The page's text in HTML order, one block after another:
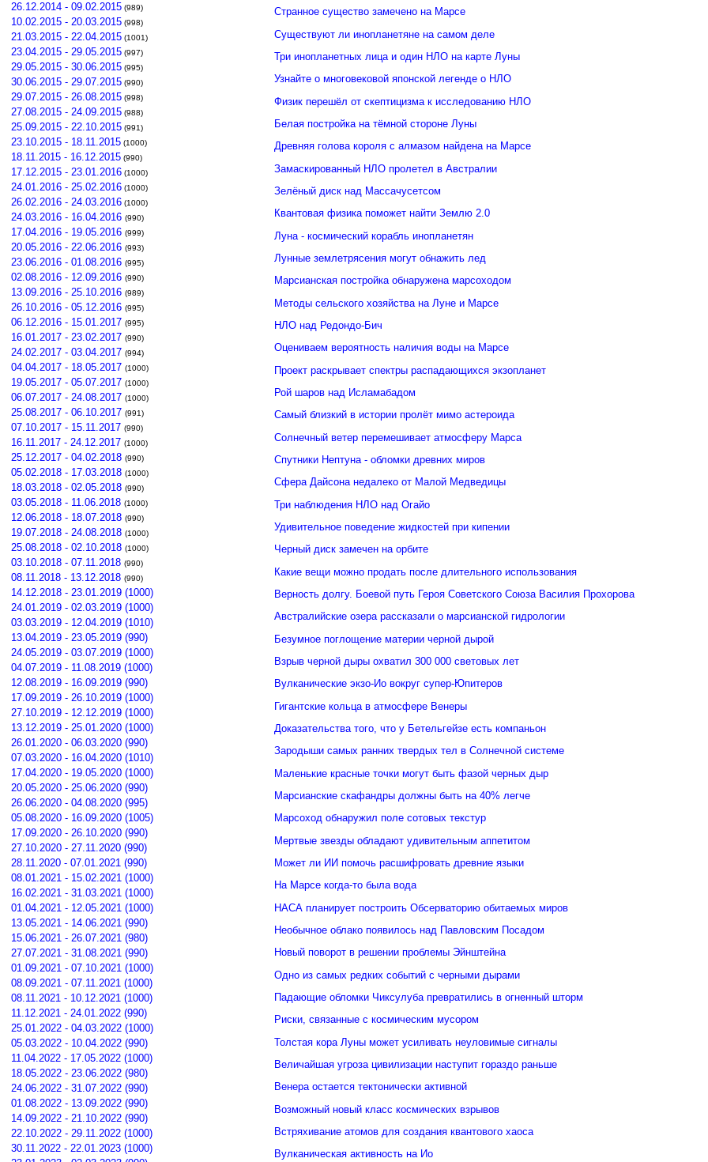
26.12.2014 - 09.02.2015 (989)
10.02.2015 - 20.03.2015 (998)
21.03.2015 - 22.04.2015 (1001)
23.04.2015 - 29.05.2015 (997)
29.05.2015 - 30.06.2015 (995)
30.06.2015 - 29.07.2015 (990)
29.07.2015 - 26.08.2015 (998)
27.08.2015 - 24.09.2015 (988)
25.09.2015 - 22.10.2015 (991)
23.10.2015 - 18.11.2015 (1000)
18.11.2015 - 16.12.2015 (990)
17.12.2015 - 23.01.2016 (1000)
24.01.2016 - 25.02.2016 (1000)
26.02.2016 - 24.03.2016 (1000)
24.03.2016 - 16.04.2016 (990)
17.04.2016 - 19.05.2016 (999)
20.05.2016 - 22.06.2016 (993)
23.06.2016 - 01.08.2016 (995)
02.08.2016 - 12.09.2016 (990)
13.09.2016 - 25.10.2016 (989)
26.10.2016 - 05.12.2016 (995)
06.12.2016 - 15.01.2017 (995)
16.01.2017 - 23.02.2017 (990)
24.02.2017 - 03.04.2017 (994)
04.04.2017 - 18.05.2017 (1000)
19.05.2017 - 05.07.2017 (1000)
06.07.2017 - 24.08.2017 (1000)
25.08.2017 - 06.10.2017 (991)
07.10.2017 - 15.11.2017 (990)
16.11.2017 - 24.12.2017 (1000)
25.12.2017 - 04.02.2018 (990)
05.02.2018 - 17.03.2018 (1000)
18.03.2018 - 02.05.2018 (990)
03.05.2018 - 11.06.2018 (1000)
12.06.2018 - 18.07.2018 (990)
19.07.2018 - 24.08.2018 (1000)
25.08.2018 - 02.10.2018 (1000)
03.10.2018 - 07.11.2018 (990)
08.11.2018 - 13.12.2018 (990)
14.12.2018 - 23.01.2019 (1000)
24.01.2019 - 02.03.2019 (1000)
03.03.2019 - 12.04.2019 (1010)
13.04.2019 - 23.05.2019 (990)
24.05.2019 - 03.07.2019 (1000)
04.07.2019 - 11.08.2019 (1000)
12.08.2019 - 16.09.2019 (990)
17.09.2019 - 26.10.2019 (1000)
27.10.2019 - 12.12.2019 (1000)
13.12.2019 - 25.01.2020 (1000)
26.01.2020 - 06.03.2020 (990)
07.03.2020 - 16.04.2020 (1010)
17.04.2020 - 19.05.2020 (1000)
20.05.2020 - 25.06.2020 (990)
26.06.2020 - 04.08.2020 (995)
05.08.2020 - 16.09.2020 (1005)
17.09.2020 - 26.10.2020 (990)
27.10.2020 - 27.11.2020 (990)
28.11.2020 - 07.01.2021 (990)
08.01.2021 - 15.02.2021 (1000)
16.02.2021 - 31.03.2021 (1000)
01.04.2021 - 12.05.2021 (1000)
13.05.2021 - 14.06.2021 (990)
15.06.2021 - 26.07.2021 (980)
27.07.2021 - 31.08.2021 (990)
01.09.2021 - 07.10.2021 (1000)
08.09.2021 - 07.11.2021 (1000)
08.11.2021 - 10.12.2021 (1000)
11.12.2021 - 24.01.2022 (990)
25.01.2022 - 04.03.2022 (1000)
05.03.2022 - 10.04.2022 (990)
11.04.2022 - 17.05.2022 (1000)
18.05.2022 - 23.06.2022 (980)
24.06.2022 - 31.07.2022 (990)
01.08.2022 - 13.09.2022 (990)
14.09.2022 - 21.10.2022 (990)
22.10.2022 - 29.11.2022 (1000)
30.11.2022 - 22.01.2023 (1000)
Странное существо замечено на Марсе
Существуют ли инопланетяне на самом деле
Три инопланетных лица и один НЛО на карте Луны
Узнайте о многовековой японской легенде о НЛО
Физик перешёл от скептицизма к исследованию НЛО
Белая постройка на тёмной стороне Луны
Древняя голова короля с алмазом найдена на Марсе
Замаскированный НЛО пролетел в Австралии
Зелёный диск над Массачусетсом
Квантовая физика поможет найти Землю 2.0
Луна - космический корабль инопланетян
Лунные землетрясения могут обнажить лед
Марсианская постройка обнаружена марсоходом
Методы сельского хозяйства на Луне и Марсе
НЛО над Редондо-Бич
Оцениваем вероятность наличия воды на Марсе
Проект раскрывает спектры распадающихся экзопланет
Рой шаров над Исламабадом
Самый близкий в истории пролёт мимо астероида
Солнечный ветер перемешивает атмосферу Марса
Спутники Нептуна - обломки древних миров
Сфера Дайсона недалеко от Малой Медведицы
Три наблюдения НЛО над Огайо
Удивительное поведение жидкостей при кипении
Черный диск замечен на орбите
Какие вещи можно продать после длительного использования
Верность долгу. Боевой путь Героя Советского Союза Василия Прохорова
Австралийские озера рассказали о марсианской гидрологии
Безумное поглощение материи черной дырой
Взрыв черной дыры охватил 300 000 световых лет
Вулканические экзо-Ио вокруг супер-Юпитеров
Гигантские кольца в атмосфере Венеры
Доказательства того, что у Бетельгейзе есть компаньон
Зародыши самых ранних твердых тел в Солнечной системе
Маленькие красные точки могут быть фазой черных дыр
Марсианские скафандры должны быть на 40% легче
Марсоход обнаружил поле сотовых текстур
Мертвые звезды обладают удивительным аппетитом
Может ли ИИ помочь расшифровать древние языки
На Марсе когда-то была вода
НАСА планирует построить Обсерваторию обитаемых миров
Необычное облако появилось над Павловским Посадом
Новый поворот в решении проблемы Эйнштейна
Одно из самых редких событий с черными дырами
Падающие обломки Чиксулуба превратились в огненный шторм
Риски, связанные с космическим мусором
Толстая кора Луны может усиливать неуловимые сигналы
Величайшая угроза цивилизации наступит гораздо раньше
Венера остается тектонически активной
Возможный новый класс космических взрывов
Встряхивание атомов для создания квантового хаоса
Вулканическая активность на Ио